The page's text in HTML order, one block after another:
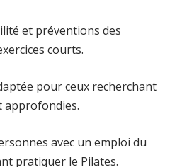
et préventions des
courts.
pour ceux recherchant
approfondies.
avec un emploi du
pratiquer le Pilates.